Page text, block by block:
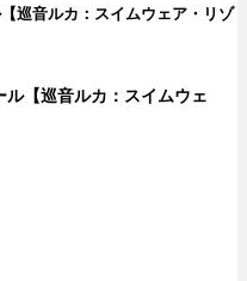
巡音ルカ：スイムウェア・リゾ
ル【巡音ルカ：スイムウェ